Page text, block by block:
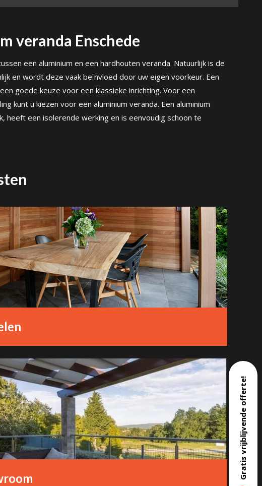
veranda Enschede
een aluminium en een hardhouten veranda. Natuurlijk is de
en wordt deze vaak beïnvloed door uw eigen voorkeur. Een
goede keuze voor een klassieke inrichting. Voor een
kunt u kiezen voor een aluminium veranda. Een aluminium
heeft een isolerende werking en is eenvoudig schoon te
Gratis vrijblijvende offerte!